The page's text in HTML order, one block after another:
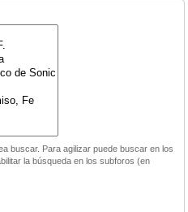
buscar. Para agilizar puede buscar en los
la búsqueda en los subforos (en